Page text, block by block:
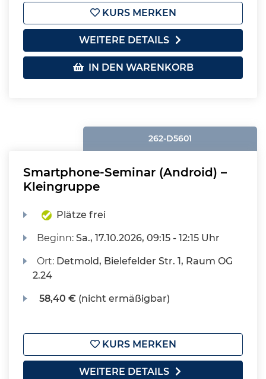
KURS MERKEN
WEITERE DETAILS
IN DEN WARENKORB
262-D5601
Smartphone-Seminar (Android) –
Kleingruppe
Plätze frei
Beginn:Sa., 17.10.2026, 09:15 - 12:15 Uhr
Ort: Detmold, Bielefelder Str. 1, Raum OG
2.24
58,40 € (nicht ermäßigbar)
KURS MERKEN
WEITERE DETAILS